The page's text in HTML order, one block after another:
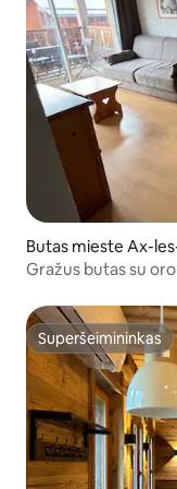
Butas mieste Ax-
Gražus butas su
Superšeimininkas
Superšeimininkas